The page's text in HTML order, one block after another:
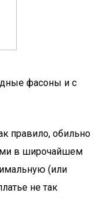
фасоны и с
правило, обильно
в широчайшем
(или
не так